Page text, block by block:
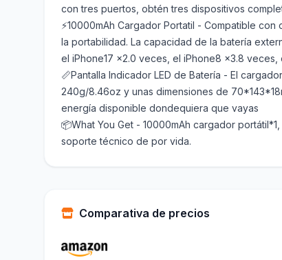
con tres puertos, obtén tres dispositivos
⚡10000mAh Cargador Portatil - Compatible
la portabilidad. La capacidad de la batería
el iPhone17 x2.0 veces, el iPhone8 x3.8 veces,
📏Pantalla Indicador LED de Batería - El
240g/8.46oz y unas dimensiones de
energía disponible dondequiera que vayas
📦What You Get - 10000mAh cargador
soporte técnico de por vida.
Comparativa de precios